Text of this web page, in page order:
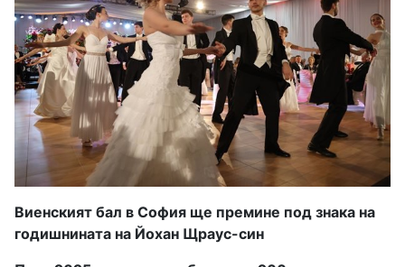
Виенският бал в София ще премине под знака на
годишнината на Йохан Щраус-син